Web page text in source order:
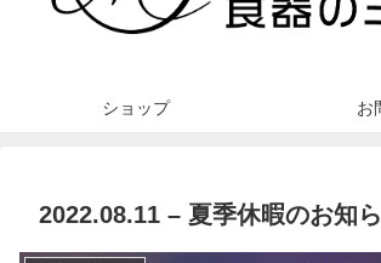
ショップ お
2022.08.11 – 夏季休暇のお知